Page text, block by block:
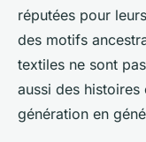
réputées pour
des motifs
textiles ne sont
aussi des histoires
génération en